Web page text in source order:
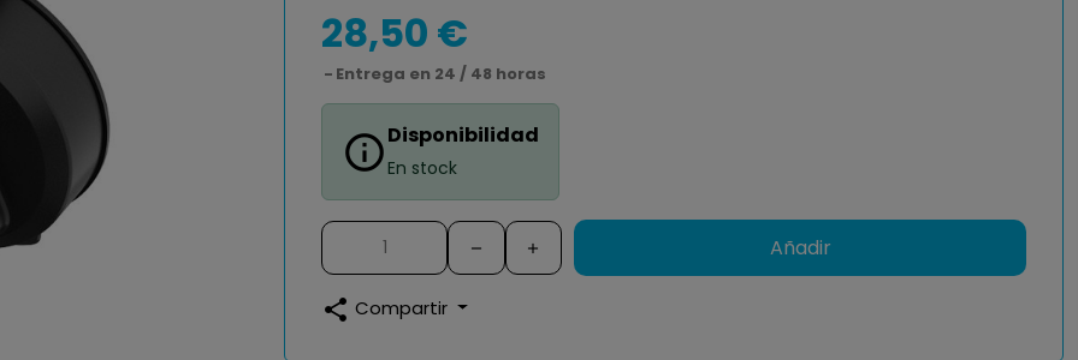
28,50 €
Entrega en 24 / 48 horas
info_outlineDisponibilidad
En stock
Añadir
share Compartir